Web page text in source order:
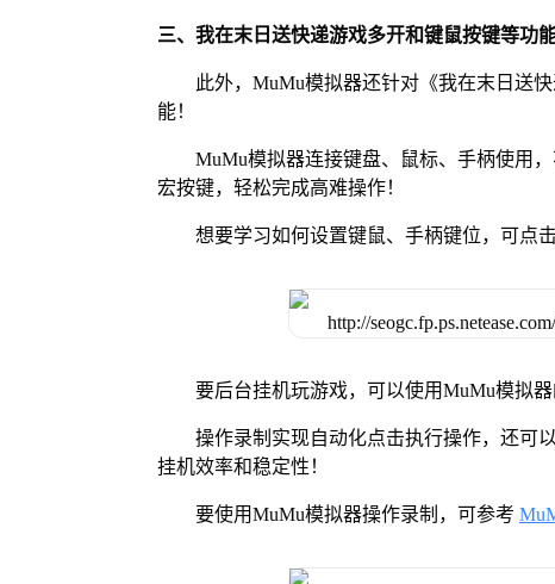
三、我在末日送快递游戏多开和键鼠按键等功
此外，MuMu模拟器还针对《我在末日送
能！
MuMu模拟器连接键盘、鼠标、手柄使用
宏按键，轻松完成高难操作！
想要学习如何设置键鼠、手柄键位，可点
要后台挂机玩游戏，可以使用MuMu模拟器
操作录制实现自动化点击执行操作，还可
挂机效率和稳定性！
要使用MuMu模拟器操作录制，可参考